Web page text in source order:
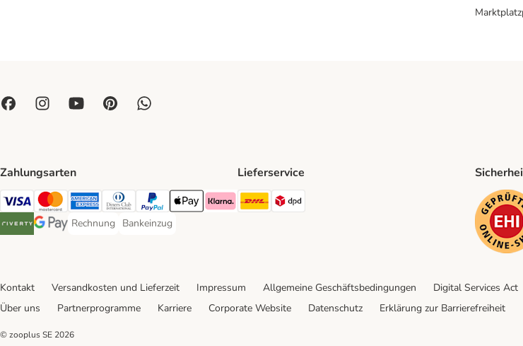
Zahlungsarten
Visa Payment Method
Mastercard Payment Method
American Express Payment Method
Diners Club Payment Method
PayPal Payment Method
Apple Pay Payment Method
Klarna Payment Method
Riverty Payment Method
Google Pay Payment Method
Rechnung
Rechnung Payment Method
Bankeinzug
Bankeinzug Payment Method
Lieferservice
DHL Shipping Method
Kontakt Versandkosten und Lieferzeit Impressum Allgemeine Geschäftsbedingungen Digital Services Act
Über uns
Partnerprogramme Karriere Corporate Website Datenschutz Erklärung zur Barrierefreiheit
© zooplus SE 2026